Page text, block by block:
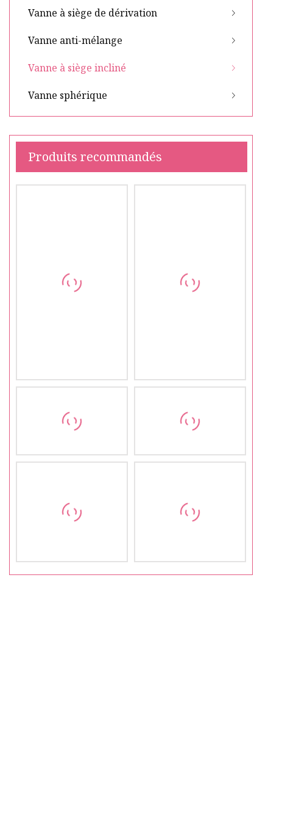
Vanne à siège de dérivation
Vanne anti-mélange
Vanne à siège incliné
Vanne sphérique
Produits recommandés